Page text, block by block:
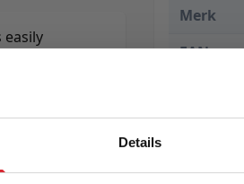
Details
easily
sofa
Merk
EAN